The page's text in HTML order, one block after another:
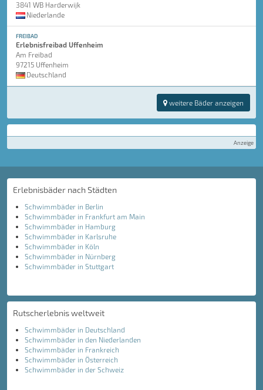
3841 WB Harderwijk
Niederlande
FREIBAD
Erlebnisfreibad Uffenheim
Am Freibad
97215 Uffenheim
Deutschland
weitere Bäder anzeigen
Anzeige
Erlebnisbäder nach Städten
Schwimmbäder in Berlin
Schwimmbäder in Frankfurt am Main
Schwimmbäder in Hamburg
Schwimmbäder in Karlsruhe
Schwimmbäder in Köln
Schwimmbäder in Nürnberg
Schwimmbäder in Stuttgart
Rutscherlebnis weltweit
Schwimmbäder in Deutschland
Schwimmbäder in den Niederlanden
Schwimmbäder in Frankreich
Schwimmbäder in Österreich
Schwimmbäder in der Schweiz